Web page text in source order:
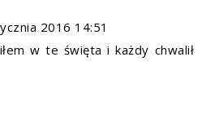
2016 14:51
w te święta i każdy chwalił